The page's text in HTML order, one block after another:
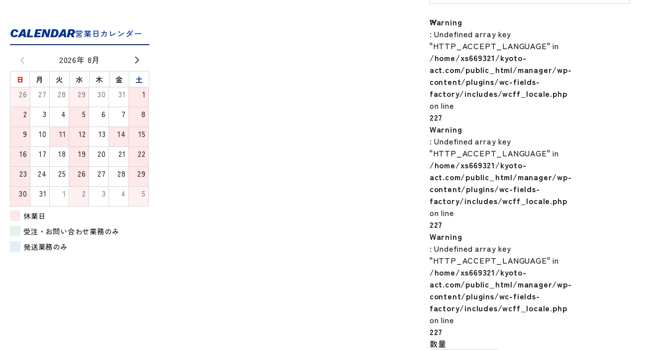
CALENDAR営業日カレンダー
2026年 8月
日 月 火 水 木 金
土
26
27 28 29 30 31
1
2
3 4 5 6 7
8
9
10 11 12 13 14
15
16
17 18 19 20 21
22
23
24 25 26 27 28
29
30
31 1 2 3 4 5
休業日
受注・お問い合わせ業務のみ
発送業務のみ
Warning
: Undefined array key
"HTTP_ACCEPT_LANGUAGE" in
/home/xs669321/kyoto-
act.com/public_html/manager/wp-
content/plugins/wc-fields-
factory/includes/wcff_locale.php
on line
227
Warning
: Undefined array key
"HTTP_ACCEPT_LANGUAGE" in
/home/xs669321/kyoto-
act.com/public_html/manager/wp-
content/plugins/wc-fields-
factory/includes/wcff_locale.php
on line
227
数量
軟
Warning
: Undefined array key
"HTTP_ACCEPT_LANGUAGE" in
/home/xs669321/kyoto-
act.com/public_html/manager/wp-
content/plugins/wc-fields-
factory/includes/wcff_locale.php
on line
227